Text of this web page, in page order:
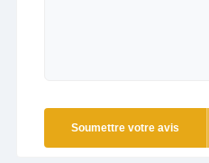
Soumettre votre avis